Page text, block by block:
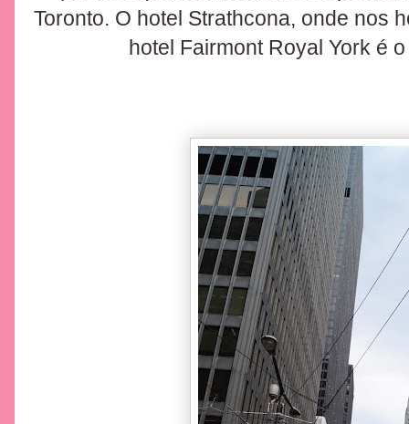
Toronto. O hotel Strathcona, onde nos
hotel Fairmont Royal York é